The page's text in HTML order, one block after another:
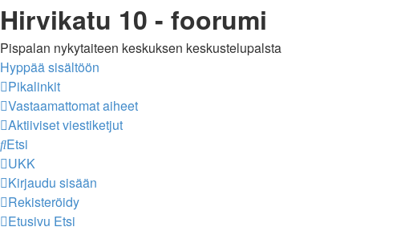
Hirvikatu 10 - foorumi
Pispalan nykytaiteen keskuksen keskustelupalsta
Hyppää sisältöön
Pikalinkit
Vastaamattomat aiheet
Aktiiviset viestiketjut
Etsi
UKK
Kirjaudu sisään
Rekisteröidy
Etusivu Etsi